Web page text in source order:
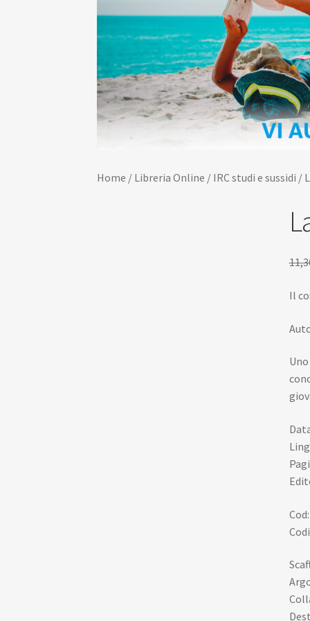
Home / Libreria Online / IRC studi e sussidi /
Il
Cod: